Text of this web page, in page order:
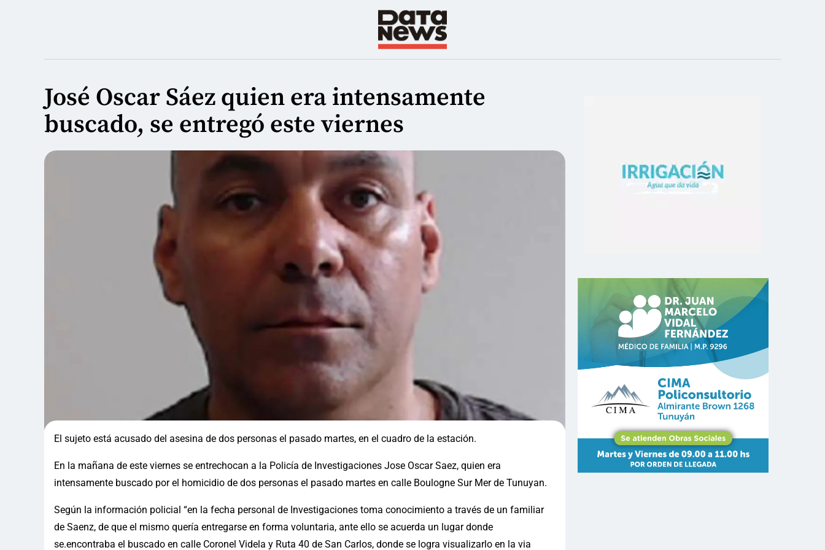
José Oscar Sáez quien era intensamente
buscado, se entregó este viernes
El sujeto está acusado del asesina de dos personas el pasado martes, en el cuadro de la estación.
En la mañana de este viernes se entrechocan a la Policía de Investigaciones Jose Oscar Saez, quien era
intensamente buscado por el homicidio de dos personas el pasado martes en calle Boulogne Sur Mer de Tunuyan.
Según la información policial “en la fecha personal de Investigaciones toma conocimiento a través de un familiar
de Saenz, de que el mismo quería entregarse en forma voluntaria, ante ello se acuerda un lugar donde
se.encontraba el buscado en calle Coronel Videla y Ruta 40 de San Carlos, donde se logra visualizarlo en la via